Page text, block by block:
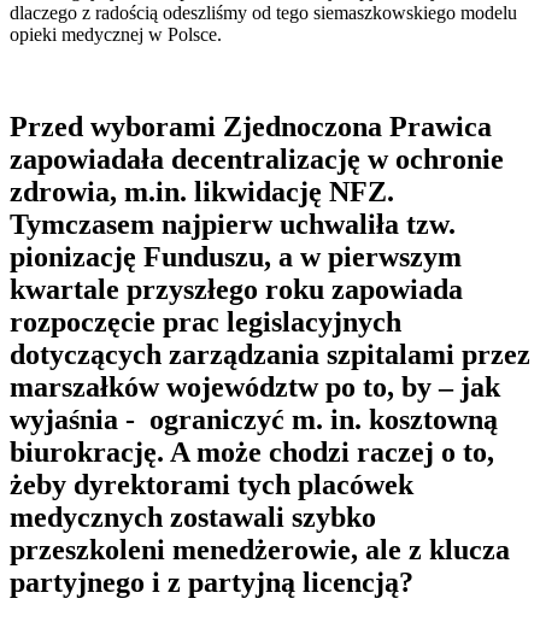
dlaczego z radością odeszliśmy od tego siemaszkowskiego modelu
opieki medycznej w Polsce.
Przed wyborami Zjednoczona Prawica
zapowiadała decentralizację w ochronie
zdrowia, m.in. likwidację NFZ.
Tymczasem najpierw uchwaliła tzw.
pionizację Funduszu, a w pierwszym
kwartale przyszłego roku zapowiada
rozpoczęcie prac legislacyjnych
dotyczących zarządzania szpitalami przez
marszałków województw po to, by – jak
wyjaśnia - ograniczyć m. in. kosztowną
biurokrację. A może chodzi raczej o to,
żeby dyrektorami tych placówek
medycznych zostawali szybko
przeszkoleni menedżerowie, ale z klucza
partyjnego i z partyjną licencją?